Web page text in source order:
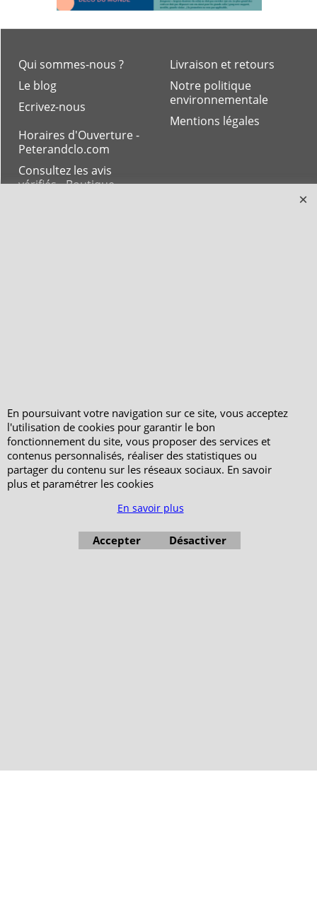
Livraison et retours
Notre politique
environnementale
Mentions légales
Qui sommes-nous ?
Le blog
Ecrivez-nous
Horaires d'Ouverture -
Peterandclo.com
Consultez les avis
vérifiés - Boutique
En poursuivant votre navigation sur ce site, vous acceptez
l'utilisation de cookies pour garantir le bon
fonctionnement du site, vous proposer des services et
contenus personnalisés, réaliser des statistiques ou
partager du contenu sur les réseaux sociaux. En savoir
plus et paramétrer les cookies
En savoir plus
Accepter Désactiver